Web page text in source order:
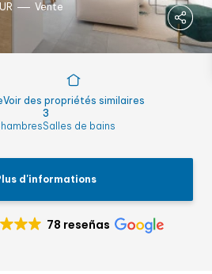
Vente
Voir des propriétés similaires
3
Salles de bains
d'informations
78 reseñas